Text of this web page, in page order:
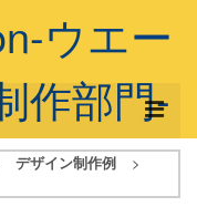
デザイン制作例
>